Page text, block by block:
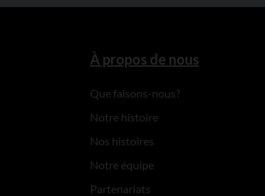
À propos de nous
Que faisons-nous?
Notre histoire
Nos histoires
Notre équipe
Partenariats